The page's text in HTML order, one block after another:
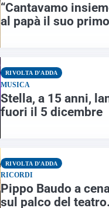
“Cantavamo
al papà il suo
RIVOLTA D'ADDA
MUSICA
Stella, a 15 anni,
fuori il 5 dicembre
RIVOLTA D'ADDA
RICORDI
Pippo Baudo a
sul palco del